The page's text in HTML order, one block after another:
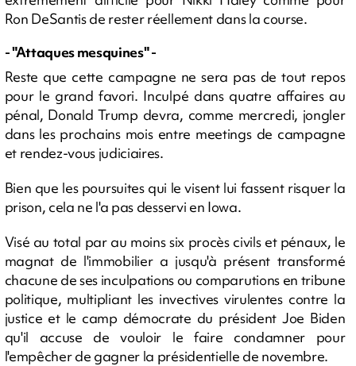
Ron DeSantis de rester réellement dans la course.
- "Attaques mesquines" -
Reste que cette campagne ne sera pas de tout repos
pour le grand favori. Inculpé dans quatre affaires au
pénal, Donald Trump devra, comme mercredi, jongler
dans les prochains mois entre meetings de campagne
et rendez-vous judiciaires.
Bien que les poursuites qui le visent lui fassent risquer la
prison, cela ne l'a pas desservi en Iowa.
Visé au total par au moins six procès civils et pénaux, le
magnat de l'immobilier a jusqu'à présent transformé
chacune de ses inculpations ou comparutions en tribune
politique, multipliant les invectives virulentes contre la
justice et le camp démocrate du président Joe Biden
qu'il accuse de vouloir le faire condamner pour
l'empêcher de gagner la présidentielle de novembre.